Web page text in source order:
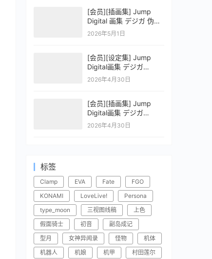
[会员][插画集] Jump
Digital 画集 デジガ 伪恋
ニセコイ 1
2026年5月1日
[会员][设定集] Jump
Digital画集 デジガ
CLAYMORE 2
2026年4月30日
[会员][插画集] Jump
Digital画集 デジガ
CLAYMORE 1
2026年4月30日
标签
Clamp EVA Fate
FGO
KONAMI
LoveLive!
Persona
type_moon
三视图线稿
上色
假面骑士
初音
副岛成记
型月
女神异闻录 怪物
机体
机器人
机娘 机甲
村田莲尔